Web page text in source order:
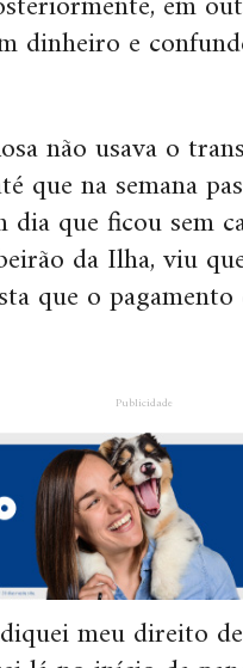
dinheiro e
não usava o
que na semana
dia que ficou sem
da Ilha, viu
que o
Publicidade
meu direito